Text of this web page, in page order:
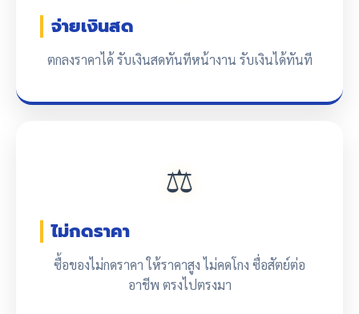
จ่ายเงินสด
ตกลงราคาได้ รับเงินสดทันทีหน้างาน รับเงินได้ทันที
⚖️
ไม่กดราคา
ซื้อของไม่กดราคา ให้ราคาสูง ไม่คดโกง ซื่อสัตย์ต่อ
อาชีพ ตรงไปตรงมา